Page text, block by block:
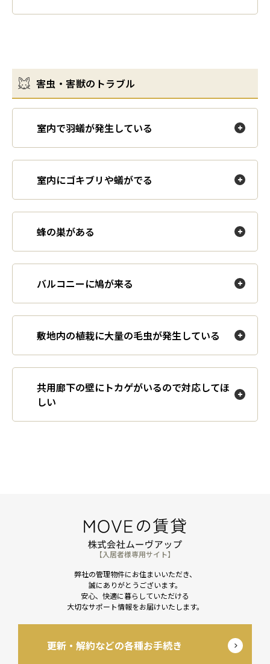
害虫・害獣のトラブル
室内で羽蟻が発生している
室内にゴキブリや蟻がでる
蜂の巣がある
バルコニーに鳩が来る
敷地内の植栽に大量の毛虫が発生している
共用廊下の壁にトカゲがいるので対応してほ
しい
【入居者様専用サイト】
弊社の管理物件にお住まいいただき、
誠にありがとうございます。
安心、快適に暮らしていただける
大切なサポート情報をお届けいたします。
更新・解約などの各種お手続き